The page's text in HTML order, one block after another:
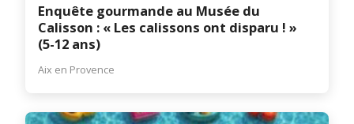
Enquête gourmande au Musée du
Calisson : « Les calissons ont disparu ! »
(5-12 ans)
Aix en Provence